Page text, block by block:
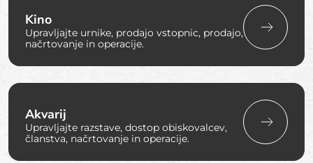
Kino
Upravljajte urnike, prodajo vstopnic, prodajo,
načrtovanje in operacije.
Akvarij
Upravljajte razstave, dostop obiskovalcev,
članstva, načrtovanje in operacije.